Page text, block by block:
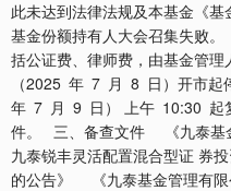
此未达到法律法规及本基金《
基金份额持有人大会召集失败
括公证费、律师费，由基金管
（2025 年 7 月 8 日）开市起
年 7 月 9 日） 上午 10:30 起
件。 三、备查文件 《九泰基
九泰锐丰灵活配置混合型证 券
的公告》 《九泰基金管理有限